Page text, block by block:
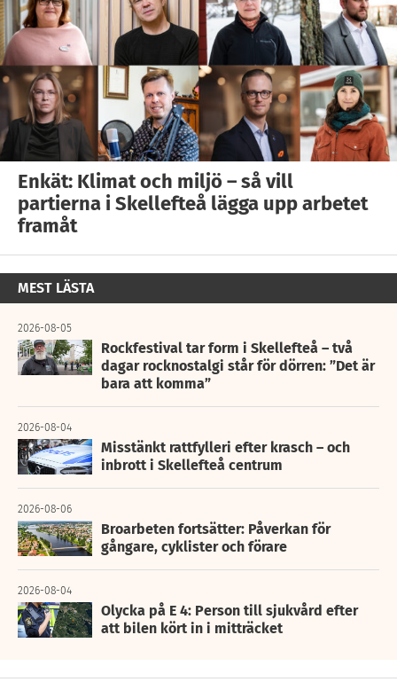
Enkät: Klimat och miljö – så vill
partierna i Skellefteå lägga upp arbetet
framåt
MEST LÄSTA
2026-08-05
Rockfestival tar form i Skellefteå – två
dagar rocknostalgi står för dörren: ”Det är
bara att komma”
2026-08-04
Misstänkt rattfylleri efter krasch – och
inbrott i Skellefteå centrum
2026-08-06
Broarbeten fortsätter: Påverkan för
gångare, cyklister och förare
2026-08-04
Olycka på E 4: Person till sjukvård efter
att bilen kört in i mitträcket